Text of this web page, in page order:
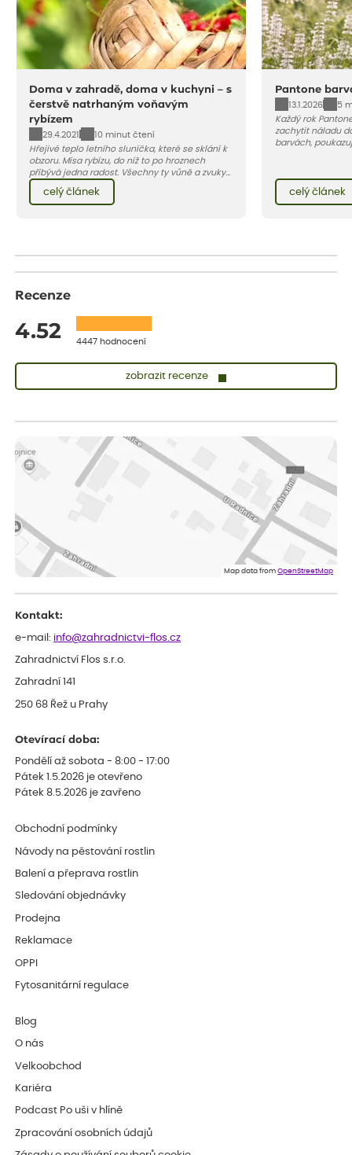
Doma v zahradě, doma v kuchyni – s
čerstvě natrhaným voňavým
rybízem
29.4.2021
10 minut čtení
Hřejivé teplo letního sluníčka, které se sklání k
obzoru. Mísa rybízu, do níž to po hroznech
přibývá jedna radost. Všechny ty vůně a zvuky
červencové zahrady. Sklizeň rybízu do kuchyně
vnese neuvěřitelný klid a radost. A taky trochu
bezstarostnosti dětství při mlsání babiččina
celý článek
Pantone
13.1.2026
5
Každý rok
zachytit náladu
barvách,
této barvě.
celý článek
Recenze
4.52 4447 hodnocení
zobrazit recenze
vše v naprostém pořádku
ověřený nákup dnes
Jana
Flos je nejlepší &#129321;
Map data fromOpenStreetMap
Kontakt:
e-mail: info@zahradnictvi-flos.cz
Zahradnictví Flos s.r.o.
Zahradní 141
250 68 Řež u Prahy
Otevírací doba:
Pondělí až sobota - 8:00 - 17:00
Pátek 1.5.2026 je otevřeno
Pátek 8.5.2026 je zavřeno
Obchodní podmínky
Návody na pěstování rostlin
Balení a přeprava rostlin
Sledování objednávky
Prodejna
Reklamace
OPPI
Fytosanitární regulace
Blog
O nás
Velkoobchod
Kariéra
Podcast Po uši v hlíně
Zpracování osobních údajů